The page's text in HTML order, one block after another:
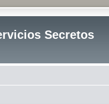
Secretos